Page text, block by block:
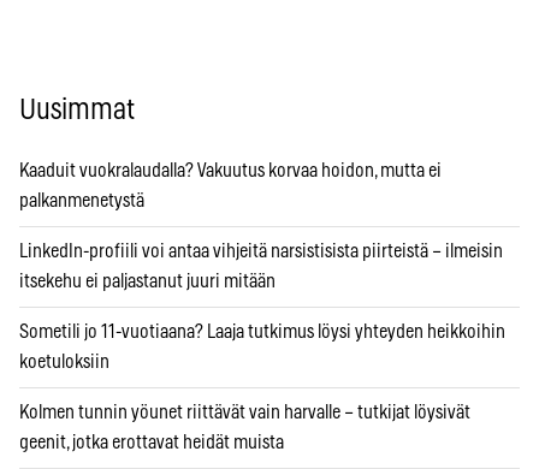
Uusimmat
Kaaduit vuokralaudalla? Vakuutus korvaa hoidon, mutta ei
palkanmenetystä
LinkedIn-profiili voi antaa vihjeitä narsistisista piirteistä – ilmeisin
itsekehu ei paljastanut juuri mitään
Sometili jo 11-vuotiaana? Laaja tutkimus löysi yhteyden heikkoihin
koetuloksiin
Kolmen tunnin yöunet riittävät vain harvalle – tutkijat löysivät
geenit, jotka erottavat heidät muista